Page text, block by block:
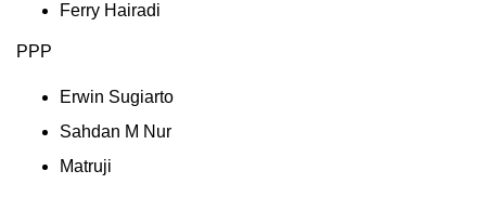
Ferry Hairadi
PPP
Erwin Sugiarto
Sahdan M Nur
Matruji